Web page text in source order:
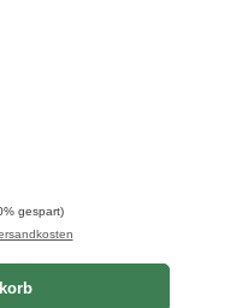
gespart)